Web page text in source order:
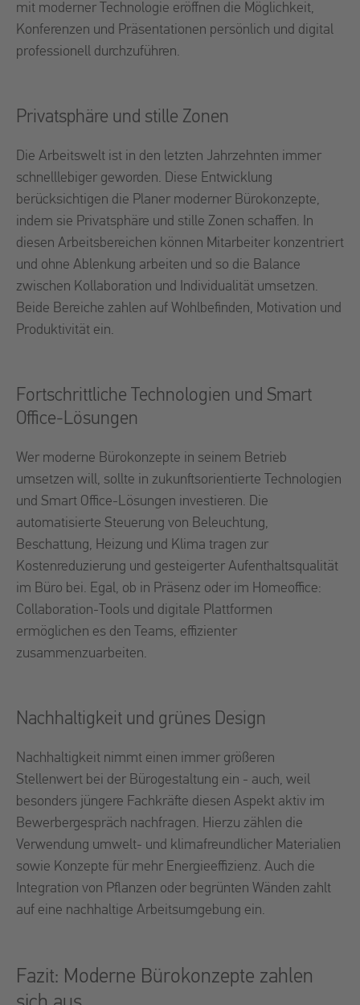
mit moderner Technologie eröffnen die Möglichkeit,
Konferenzen und Präsentationen persönlich und digital
professionell durchzuführen.
Privatsphäre und stille Zonen
Die Arbeitswelt ist in den letzten Jahrzehnten immer
schnelllebiger geworden. Diese Entwicklung
berücksichtigen die Planer moderner Bürokonzepte,
indem sie Privatsphäre und stille Zonen schaffen. In
diesen Arbeitsbereichen können Mitarbeiter konzentriert
und ohne Ablenkung arbeiten und so die Balance
zwischen Kollaboration und Individualität umsetzen.
Beide Bereiche zahlen auf Wohlbefinden, Motivation und
Produktivität ein.
Fortschrittliche Technologien und Smart
Office-Lösungen
Wer moderne Bürokonzepte in seinem Betrieb
umsetzen will, sollte in zukunftsorientierte Technologien
und Smart Office-Lösungen investieren. Die
automatisierte Steuerung von Beleuchtung,
Beschattung, Heizung und Klima tragen zur
Kostenreduzierung und gesteigerter Aufenthaltsqualität
im Büro bei. Egal, ob in Präsenz oder im Homeoffice:
Collaboration-Tools und digitale Plattformen
ermöglichen es den Teams, effizienter
zusammenzuarbeiten.
Nachhaltigkeit und grünes Design
Nachhaltigkeit nimmt einen immer größeren
Stellenwert bei der Bürogestaltung ein - auch, weil
besonders jüngere Fachkräfte diesen Aspekt aktiv im
Bewerbergespräch nachfragen. Hierzu zählen die
Verwendung umwelt- und klimafreundlicher Materialien
sowie Konzepte für mehr Energieeffizienz. Auch die
Integration von Pflanzen oder begrünten Wänden zahlt
auf eine nachhaltige Arbeitsumgebung ein.
Fazit: Moderne Bürokonzepte zahlen